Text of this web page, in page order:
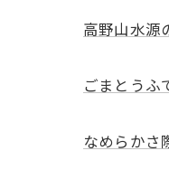
高野山水源
ごまとうふ
なめらかさ